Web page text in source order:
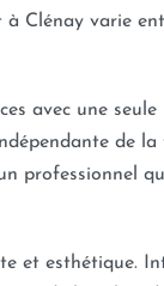
à Clénay varie
avec une
de la
professionnel
et esthétique.